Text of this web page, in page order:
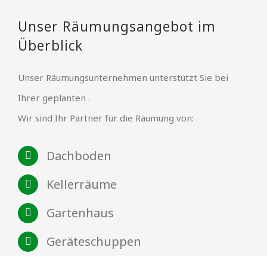
Unser Räumungsangebot im
Überblick
Unser Räumungsunternehmen unterstützt Sie bei
Ihrer geplanten .
Wir sind Ihr Partner für die Räumung von:
Dachboden
Kellerräume
Gartenhaus
Geräteschuppen